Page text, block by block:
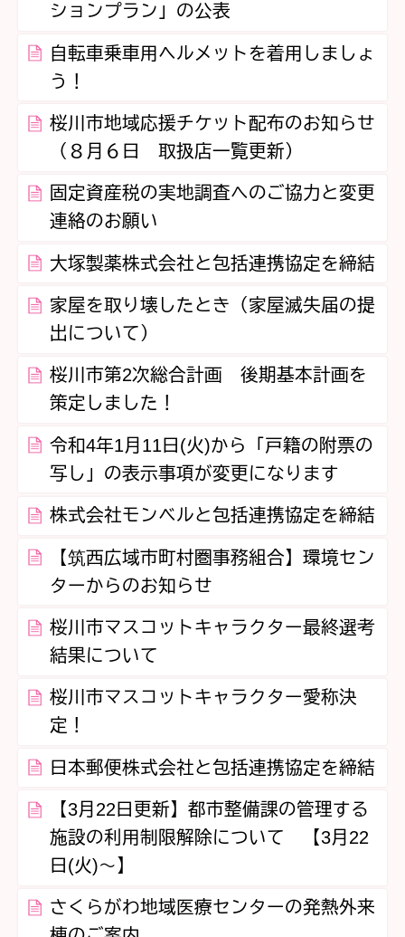
ションプラン」の公表
自転車乗車用ヘルメットを着用しましょ
う！
桜川市地域応援チケット配布のお知らせ
（８月６日 取扱店一覧更新）
固定資産税の実地調査へのご協力と変更
連絡のお願い
大塚製薬株式会社と包括連携協定を締結
家屋を取り壊したとき（家屋滅失届の提
出について）
桜川市第2次総合計画 後期基本計画を
策定しました！
令和4年1月11日(火)から「戸籍の附票の
写し」の表示事項が変更になります
株式会社モンベルと包括連携協定を締結
【筑西広域市町村圏事務組合】環境セン
ターからのお知らせ
桜川市マスコットキャラクター最終選考
結果について
桜川市マスコットキャラクター愛称決
定！
日本郵便株式会社と包括連携協定を締結
【3月22日更新】都市整備課の管理する
施設の利用制限解除について 【3月22
日(火)～】
さくらがわ地域医療センターの発熱外来